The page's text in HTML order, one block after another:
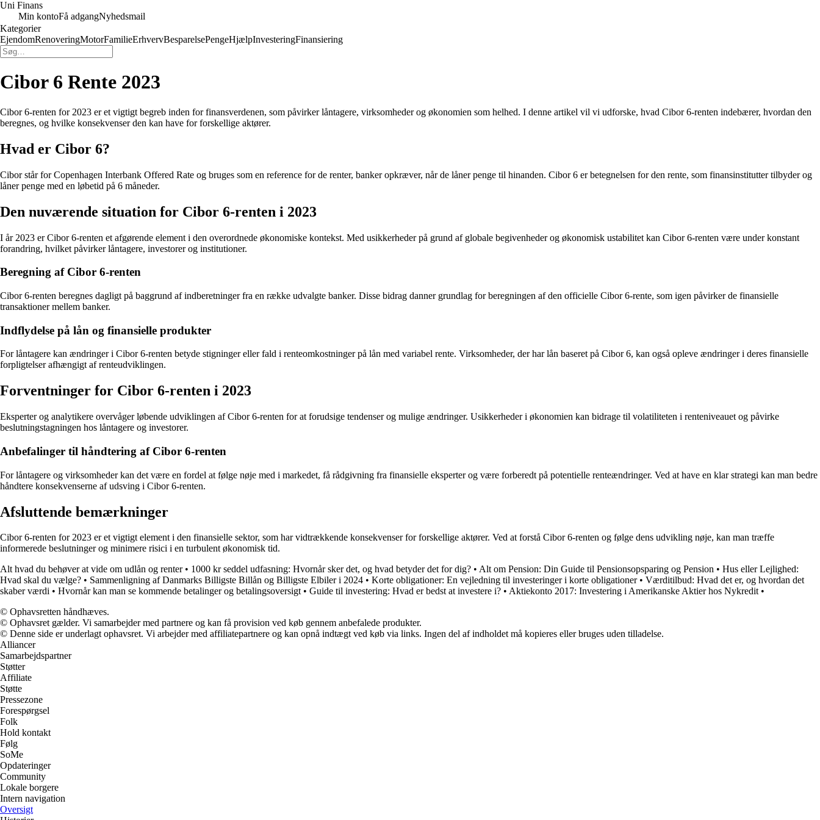
Uni Finans
Min kontoFå adgangNyhedsmail
Kategorier
EjendomRenoveringMotorFamilieErhvervBesparelsePengeHjælpInvesteringFinansiering
Cibor 6 Rente 2023
Cibor 6-renten for 2023 er et vigtigt begreb inden for finansverdenen, som påvirker låntagere, virksomheder og økonomien som helhed. I denne artikel vil vi udforske, hvad Cibor 6-renten indebærer, hvordan den
beregnes, og hvilke konsekvenser den kan have for forskellige aktører.
Hvad er Cibor 6?
Cibor står for Copenhagen Interbank Offered Rate og bruges som en reference for de renter, banker opkræver, når de låner penge til hinanden. Cibor 6 er betegnelsen for den rente, som finansinstitutter tilbyder og
låner penge med en løbetid på 6 måneder.
Den nuværende situation for Cibor 6-renten i 2023
I år 2023 er Cibor 6-renten et afgørende element i den overordnede økonomiske kontekst. Med usikkerheder på grund af globale begivenheder og økonomisk ustabilitet kan Cibor 6-renten være under konstant
forandring, hvilket påvirker låntagere, investorer og institutioner.
Beregning af Cibor 6-renten
Cibor 6-renten beregnes dagligt på baggrund af indberetninger fra en række udvalgte banker. Disse bidrag danner grundlag for beregningen af den officielle Cibor 6-rente, som igen påvirker de finansielle
transaktioner mellem banker.
Indflydelse på lån og finansielle produkter
For låntagere kan ændringer i Cibor 6-renten betyde stigninger eller fald i renteomkostninger på lån med variabel rente. Virksomheder, der har lån baseret på Cibor 6, kan også opleve ændringer i deres finansielle
forpligtelser afhængigt af renteudviklingen.
Forventninger for Cibor 6-renten i 2023
Eksperter og analytikere overvåger løbende udviklingen af Cibor 6-renten for at forudsige tendenser og mulige ændringer. Usikkerheder i økonomien kan bidrage til volatiliteten i renteniveauet og påvirke
beslutningstagningen hos låntagere og investorer.
Anbefalinger til håndtering af Cibor 6-renten
For låntagere og virksomheder kan det være en fordel at følge nøje med i markedet, få rådgivning fra finansielle eksperter og være forberedt på potentielle renteændringer. Ved at have en klar strategi kan man bedre
håndtere konsekvenserne af udsving i Cibor 6-renten.
Afsluttende bemærkninger
Cibor 6-renten for 2023 er et vigtigt element i den finansielle sektor, som har vidtrækkende konsekvenser for forskellige aktører. Ved at forstå Cibor 6-renten og følge dens udvikling nøje, kan man træffe
informerede beslutninger og minimere risici i en turbulent økonomisk tid.
Alt hvad du behøver at vide om udlån og renter• 1000 kr seddel udfasning: Hvornår sker det, og hvad betyder det for dig? • Alt om Pension: Din Guide til Pensionsopsparing og Pension • Hus eller Lejlighed:
Hvad skal du vælge? • Sammenligning af Danmarks Billigste Billån og Billigste Elbiler i 2024 • Korte obligationer: En vejledning til investeringer i korte obligationer• Værditilbud: Hvad det er, og hvordan det
skaber værdi • Hvornår kan man se kommende betalinger og betalingsoversigt• Guide til investering: Hvad er bedst at investere i? • Aktiekonto 2017: Investering i Amerikanske Aktier hos Nykredit•
© Ophavsretten håndhæves.
© Ophavsret gælder. Vi samarbejder med partnere og kan få provision ved køb gennem anbefalede produkter.
© Denne side er underlagt ophavsret. Vi arbejder med affiliatepartnere og kan opnå indtægt ved køb via links. Ingen del af indholdet må kopieres eller bruges uden tilladelse.
Alliancer
Samarbejdspartner
Støtter
Affiliate
Støtte
Pressezone
Forespørgsel
Folk
Hold kontakt
Følg
SoMe
Opdateringer
Community
Lokale borgere
Intern navigation
Oversigt